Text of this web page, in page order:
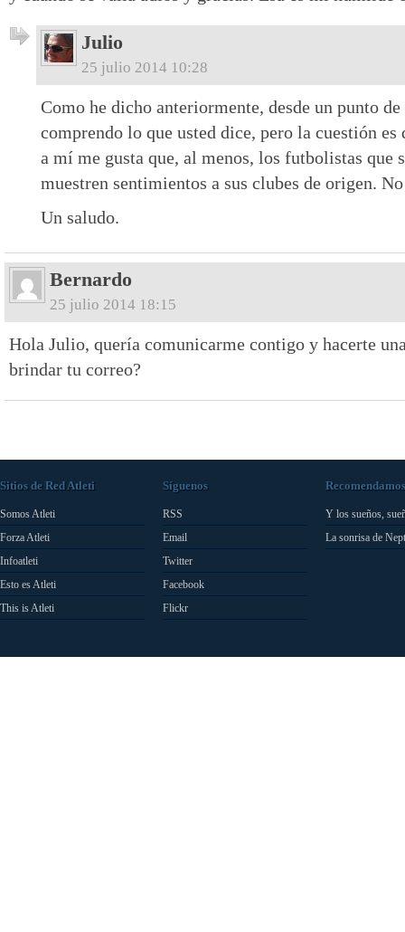
Julio
25 julio 2014 10:28
Como he dicho anteriormente, desde un punto
comprendo lo que usted dice, pero la cuestión
a mí me gusta que, al menos, los futbolistas que
muestren sentimientos a sus clubes de origen.
Un saludo.
Bernardo
25 julio 2014 18:15
Hola Julio, quería comunicarme contigo y hacerte
brindar tu correo?
Sitios de Red Atleti
Somos Atleti
Forza Atleti
Infoatleti
Esto es Atleti
This is Atleti
Síguenos
RSS
Email
Twitter
Facebook
Flickr
Recomendamos
Y los sueños,
La sonrisa de